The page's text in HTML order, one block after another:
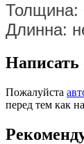
Толщина:
Длинна:
Написать
Пожалуйста
перед тем как